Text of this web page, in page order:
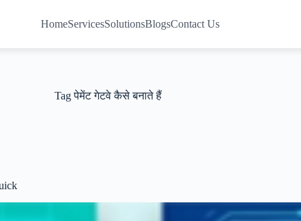
HomeServicesSolutionsBlogsContact Us
Tagपेमेंट गेटवे कैसे बनाते हैं